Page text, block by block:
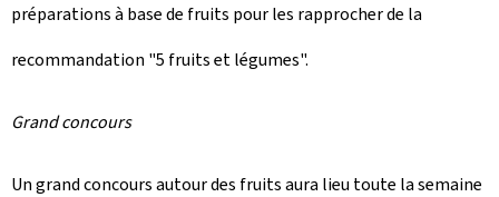
préparations à base de fruits pour les rapprocher de la
recommandation "5 fruits et légumes".
Grand concours
Un grand concours autour des fruits aura lieu toute la semaine